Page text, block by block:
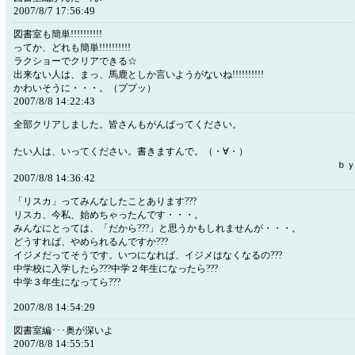
2007/8/7 17:56:49
図書室も簡単!!!!!!!!!!
ってか、どれも簡単!!!!!!!!!!
ラクショーでクリアできる☆
出来ない人は、まっ、馬鹿としか言いようがないね!!!!!!!!!!
かわいそうに・・・。（ププッ）
2007/8/8 14:22:43
全部クリアしました。皆さんもがんばって
攻略が
たい人は、いってください。書きますんで
ｂｙモララ
2007/8/8 14:36:42
「リスカ」ってみんなしたことあります???
リスカ、今私、始めちゃったんです・・・。
みんなにとっては、「だから???」と思うかもしれませんが・・・。
どうすれば、やめられるんですか???
イジメだってそうです。いつになれば、イジメはなくなるの???
中学校に入学したら???中学２年生になったら???
中学３年生になってら???
2007/8/8 14:54:29
図書室編･･･奥が深いよ
2007/8/8 14:55:51